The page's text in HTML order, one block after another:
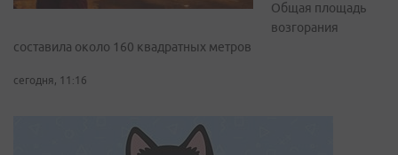
Общая площадь
возгорания
составила около 160 квадратных метров
сегодня, 11:16